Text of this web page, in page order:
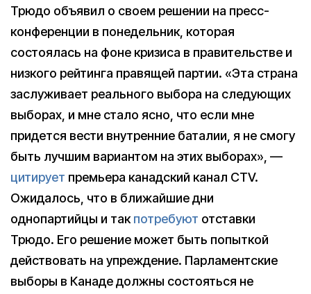
Трюдо объявил о своем решении на пресс-
конференции в понедельник, которая
состоялась на фоне кризиса в правительстве и
низкого рейтинга правящей партии. «Эта страна
заслуживает реального выбора на следующих
выборах, и мне стало ясно, что если мне
придется вести внутренние баталии, я не смогу
быть лучшим вариантом на этих выборах», —
цитирует премьера канадский канал CTV.
Ожидалось, что в ближайшие дни
однопартийцы и такпотребуют отставки
Трюдо. Его решение может быть попыткой
действовать на упреждение. Парламентские
выборы в Канаде должны состояться не